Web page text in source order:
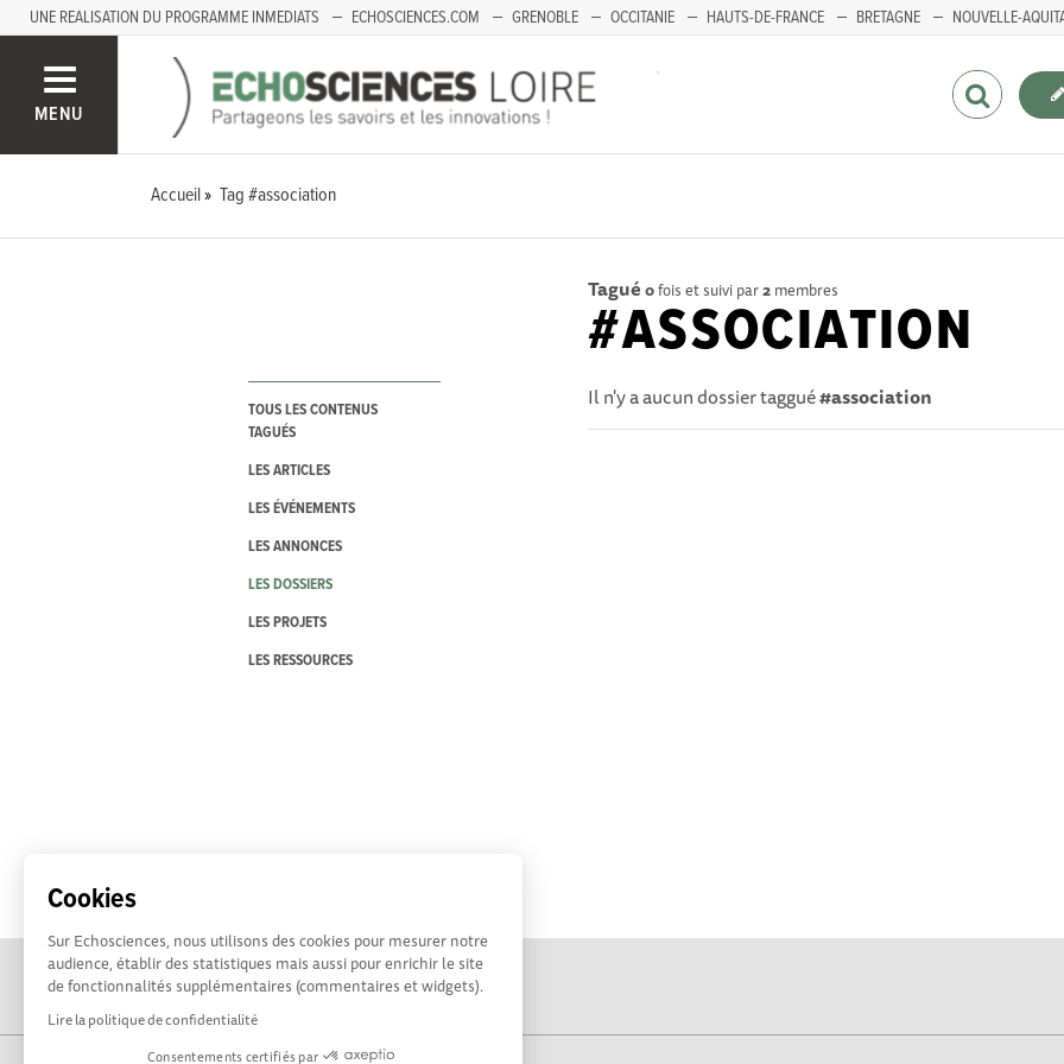
Cookies
Sur Echosciences, nous utilisons des cookies pour mesurer notre
audience, établir des statistiques mais aussi pour enrichir le site
de fonctionnalités supplémentaires (commentaires et widgets).
Lire la politique de confidentialité
Consentements certifiés par
UNE REALISATION DU PROGRAMME INMEDIATS ECHOSCIENCES.COM GRENOBLE OCCITANIE HAUTS-DE-FRANCE BRETAGNE NOUVELLE-
MENU
Accueil Tag #association
TOUS LES CONTENUS
TAGUÉS
LES ARTICLES
LES ÉVÉNEMENTS
LES ANNONCES
LES DOSSIERS
LES PROJETS
LES RESSOURCES
Tagué 0fois et suivi par2 membres
#ASSOCIATION
Il n'y a aucun dossier taggué#association